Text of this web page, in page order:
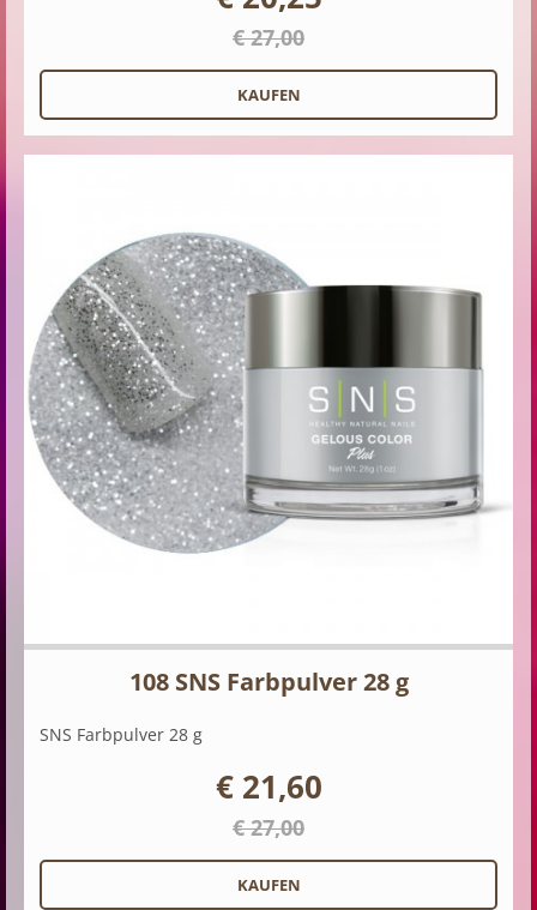
€ 27,00
108 SNS Farbpulver 28 g
SNS Farbpulver 28 g
€ 21,60
€ 27,00